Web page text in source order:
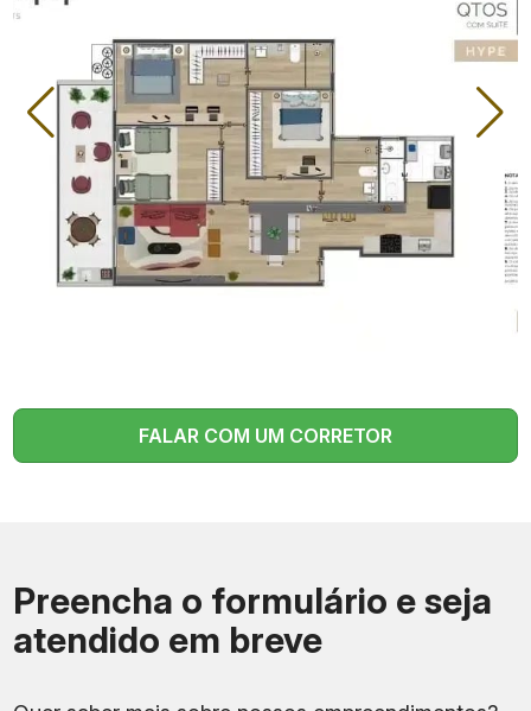
Rua Góis Monteiro, 44 –
Botafogo, Rio de Janeiro
Total de Unidades 14 residências exclusivas
Tipologias
Apartamentos de 2 e 3
quartos, Coberturas com
3 suítes
Metragens De 85,27 m² a 190,21 m²
Número de Vagas 1 a 2 vagas por unidade
Tipo de Obra Administração
FALAR COM UM CORRETOR
Preencha o formulário e seja
atendido em breve